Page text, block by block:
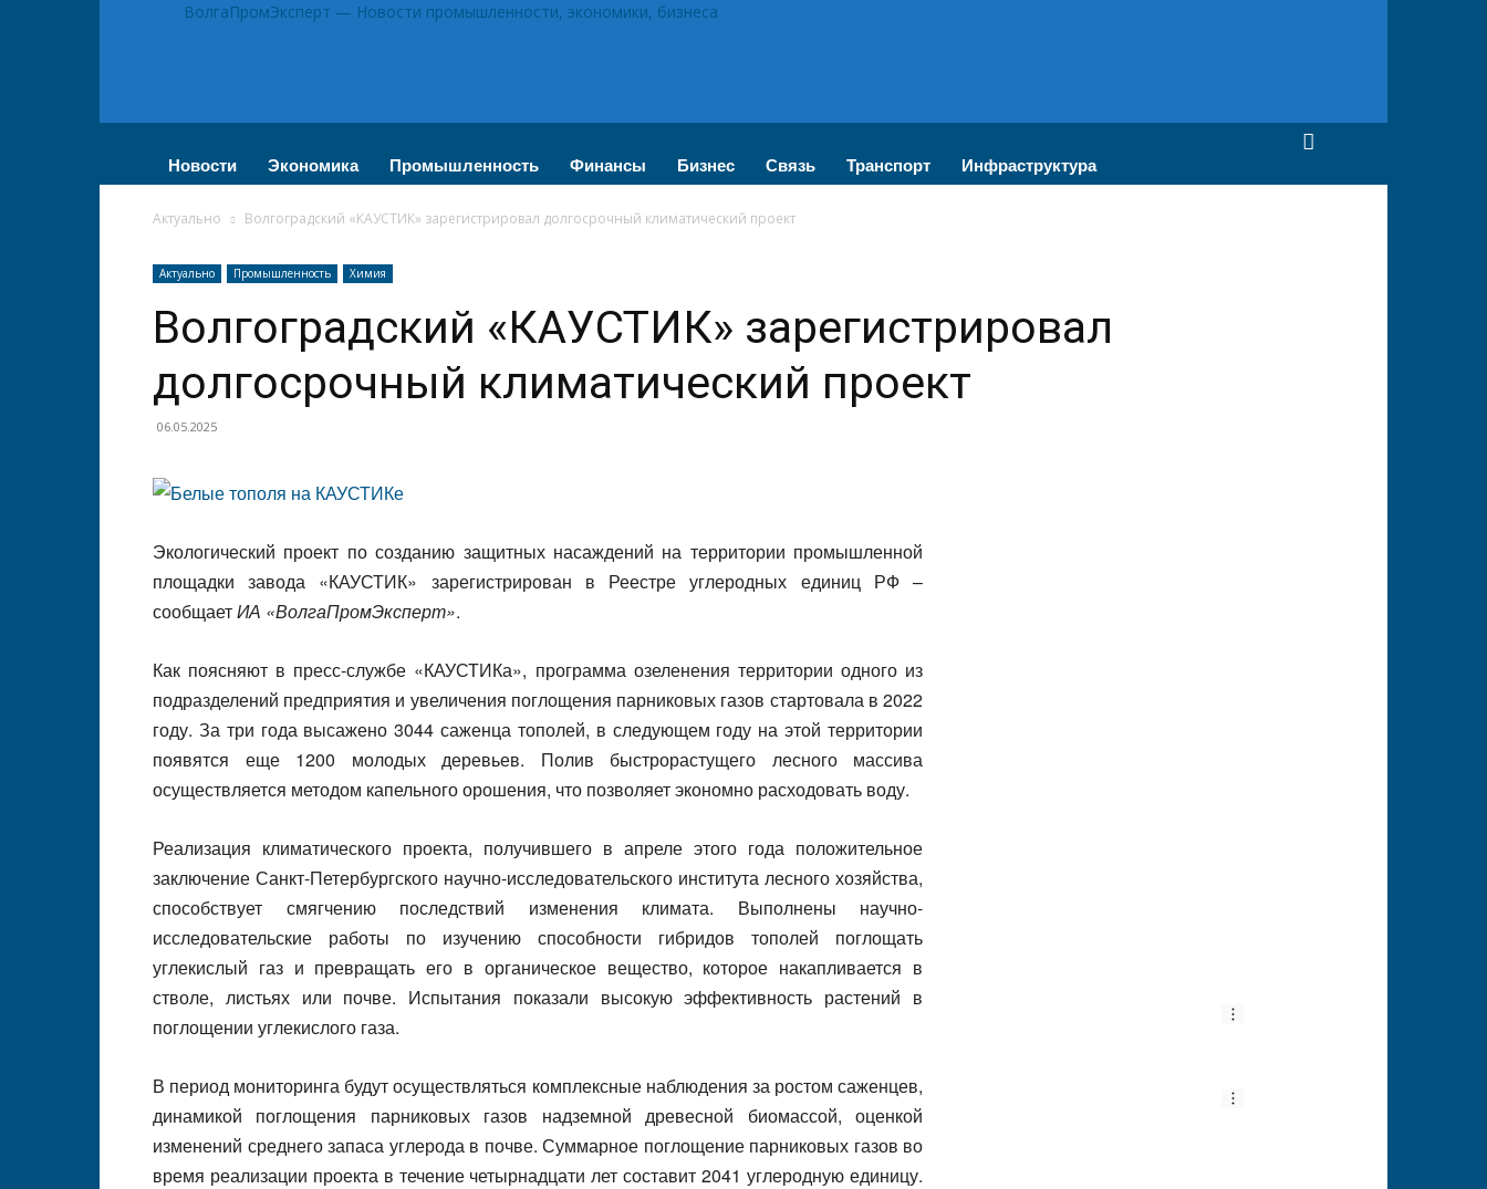
ВолгаПромЭксперт — Новости промышленности, экономики, бизнеса
Новости Экономика Промышленность Финансы Бизнес Связь Транспорт Инфраструктура
Актуально Волгоградский «КАУСТИК» зарегистрировал долгосрочный климатический проект
Актуально Промышленность Химия
Волгоградский «КАУСТИК» зарегистрировал
долгосрочный климатический проект
06.05.2025
Экологический проект по созданию защитных насаждений на территории промышленной
площадки завода «КАУСТИК» зарегистрирован в Реестре углеродных единиц РФ –
сообщаетИА «ВолгаПромЭксперт».
Как поясняют в пресс-службе «КАУСТИКа», программа озеленения территории одного из
подразделений предприятия и увеличения поглощения парниковых газов стартовала в 2022
году. За три года высажено 3044 саженца тополей, в следующем году на этой территории
появятся еще 1200 молодых деревьев. Полив быстрорастущего лесного массива
осуществляется методом капельного орошения, что позволяет экономно расходовать воду.
Реализация климатического проекта, получившего в апреле этого года положительное
заключение Санкт-Петербургского научно-исследовательского института лесного хозяйства,
способствует смягчению последствий изменения климата. Выполнены научно-
исследовательские работы по изучению способности гибридов тополей поглощать
углекислый газ и превращать его в органическое вещество, которое накапливается в
стволе, листьях или почве. Испытания показали высокую эффективность растений в
поглощении углекислого газа.
В период мониторинга будут осуществляться комплексные наблюдения за ростом саженцев,
динамикой поглощения парниковых газов надземной древесной биомассой, оценкой
изменений среднего запаса углерода в почве. Суммарное поглощение парниковых газов во
время реализации проекта в течение четырнадцати лет составит 2041 углеродную единицу.